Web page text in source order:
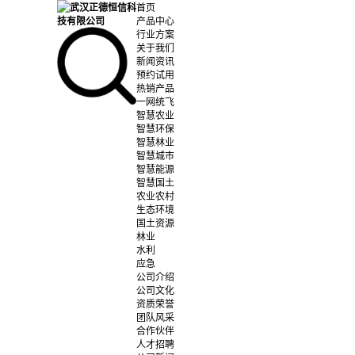
首页
产品中心
行业方案
关于我们
新闻资讯
预约试用
热销产品
一网统飞
智慧农业
智慧环保
智慧林业
智慧城市
智慧能源
智慧国土
农业农村
生态环境
国土资源
林业
水利
应急
公司介绍
公司文化
资质荣誉
团队风采
合作伙伴
人才招聘